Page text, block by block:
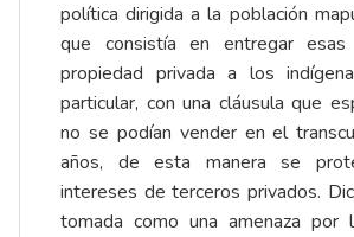
política dirigida a la población
que consistía en entregar
propiedad privada a los
particular, con una cláusula que
no se podían vender en el
años, de esta manera se
intereses de terceros privados.
tomada como una amenaza por